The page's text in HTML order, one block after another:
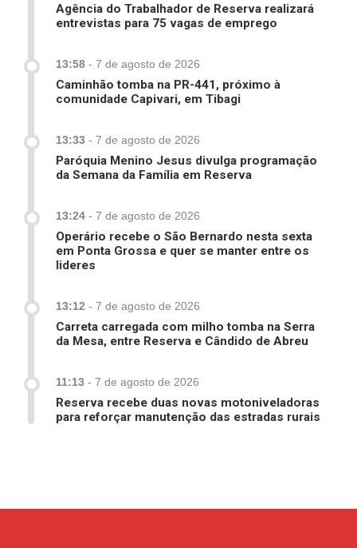
Agência do Trabalhador de Reserva realizará
entrevistas para 75 vagas de emprego
13:58 - 7 de agosto de 2026
Caminhão tomba na PR-441, próximo à
comunidade Capivari, em Tibagi
13:33 - 7 de agosto de 2026
Paróquia Menino Jesus divulga programação
da Semana da Família em Reserva
13:24 - 7 de agosto de 2026
Operário recebe o São Bernardo nesta sexta
em Ponta Grossa e quer se manter entre os
lideres
13:12 - 7 de agosto de 2026
Carreta carregada com milho tomba na Serra
da Mesa, entre Reserva e Cândido de Abreu
11:13 - 7 de agosto de 2026
Reserva recebe duas novas motoniveladoras
para reforçar manutenção das estradas rurais